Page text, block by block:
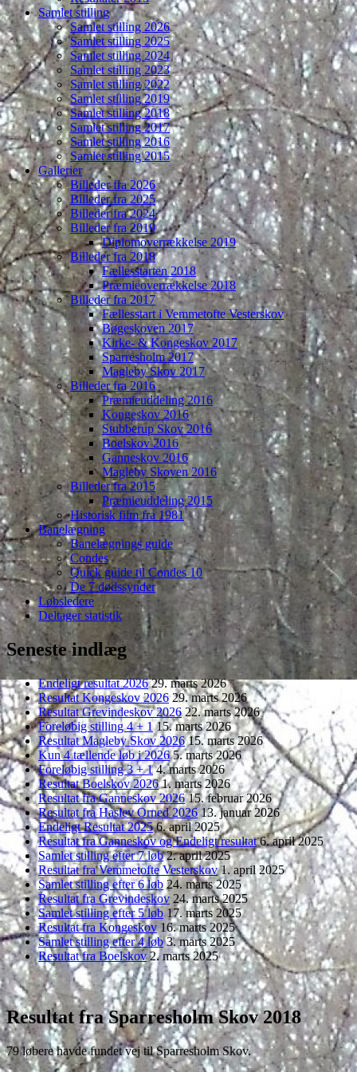
Samlet stilling
Samlet stilling 2026
Samlet stilling 2025
Samlet stilling 2024
Samlet stilling 2023
Samlet stilling 2022
Samlet stilling 2019
Samlet stilling 2018
Samlet stilling 2017
Samlet stilling 2016
Samlet stilling 2015
Gallerier
Billeder fra 2026
Billeder fra 2025
Billeder fra 2024
Billeder fra 2019
Diplomoverrækkelse 2019
Billeder fra 2018
Fællesstarten 2018
Præmieoverrækkelse 2018
Billeder fra 2017
Fællesstart i Vemmetofte Vesterskov
Bøgeskoven 2017
Kirke- & Kongeskov 2017
Sparresholm 2017
Magleby Skov 2017
Billeder fra 2016
Præmieuddeling 2016
Kongeskov 2016
Stubberup Skov 2016
Boelskov 2016
Ganneskov 2016
Magleby Skoven 2016
Billeder fra 2015
Præmieuddeling 2015
Historisk film fra 1981
Banelægning
Banelægnings guide
Condes
Quick guide til Condes 10
De 7 dødssynder
Løbsledere
Deltager statistik
Seneste indlæg
Endeligt resultat 2026 29. marts 2026
Resultat Kongeskov 2026 29. marts 2026
Resultat Grevindeskov 2026 22. marts 2026
Foreløbig stilling 4 + 1 15. marts 2026
Resultat Magleby Skov 2026 15. marts 2026
Kun 4 tællende løb i 2026 5. marts 2026
Foreløbig stilling 3 + 1 4. marts 2026
Resultat Boelskov 2026 1. marts 2026
Resultat fra Ganneskov 2026 15. februar 2026
Resultat fra Haslev Orned 2026 13. januar 2026
Endeligt Resultat 2025 6. april 2025
Resultat fra Ganneskov og Endeligt resultat 6. april 2025
Samlet stilling efter 7 løb 2. april 2025
Resultat fra Vemmetofte Vesterskov 1. april 2025
Samlet stilling efter 6 løb 24. marts 2025
Resultat fra Grevindeskov 24. marts 2025
Samlet stilling efter 5 løb 17. marts 2025
Resultat fra Kongeskov 16. marts 2025
Samlet stilling efter 4 løb 3. marts 2025
Resultat fra Boelskov 2. marts 2025
Resultat fra Sparresholm Skov 2018
79 løbere havde fundet vej til Sparresholm Skov.